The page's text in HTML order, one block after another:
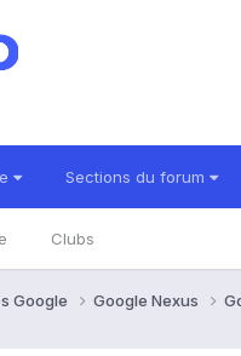
Sections du forum
Clubs
Google Google Nexus